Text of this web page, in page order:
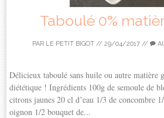
Taboulé 0%
PAR LE PETIT BIGOT// 29/04/2017//
Délicieux taboulé sans huile ou autre matière
diététique ! Ingrédients 100g de semoule de
citrons jaunes 20 cl d’eau 1/3 de concombre
oignon 1/2 bouquet de...